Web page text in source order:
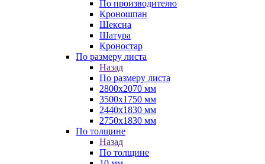
По производителю
Кроношпан
Шексна
Шатура
Кроностар
По размеру листа
Назад
По размеру листа
2800х2070 мм
3500х1750 мм
2440х1830 мм
2750х1830 мм
По толщине
Назад
По толщине